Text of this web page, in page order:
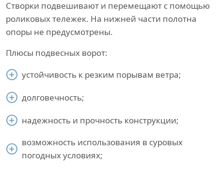
Створки подвешивают и перемещают с помощью
роликовых тележек. На нижней части полотна
опоры не предусмотрены.
Плюсы подвесных ворот:
устойчивость к резким порывам ветра;
долговечность;
надежность и прочность конструкции;
возможность использования в суровых
погодных условиях;